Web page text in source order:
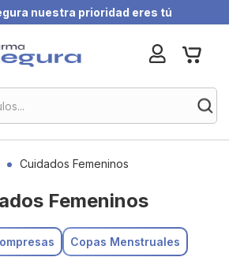
nuestra prioridad eres tú
My
Cuidados Femeninos
Femeninos
Copas Menstruales